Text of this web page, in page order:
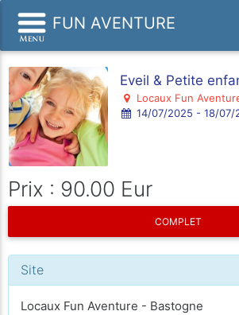
FUN AVENTURE
Eveil & Petite
Locaux Fun
14/07/2025 - 18/07/
Prix : 90.00 Eur
COMPLET
Site
Locaux Fun Aventure - Bastogne